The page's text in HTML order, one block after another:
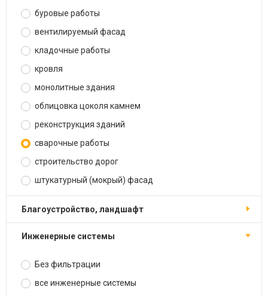
буровые работы
вентилируемый фасад
кладочные работы
кровля
монолитные здания
облицовка цоколя камнем
реконструкция зданий
сварочные работы
строительство дорог
штукатурный (мокрый) фасад
благоустройство, ландшафт
инженерные системы
Без фильтрации
все инженерные системы